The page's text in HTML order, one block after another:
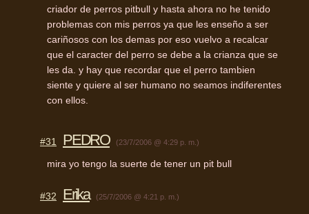
criador de perros pitbull y hasta ahora no he tenido
problemas con mis perros ya que les enseño a ser
cariñosos con los demas por eso vuelvo a recalcar
que el caracter del perro se debe a la crianza que se
les da. y hay que recordar que el perro tambien
siente y quiere al ser humano no seamos indiferentes
con ellos.
#31 PEDRO (23/7/2006 @ 4:29 p. m.)
mira yo tengo la suerte de tener un pit bull
#32 Erika (25/7/2006 @ 4:21 p. m.)